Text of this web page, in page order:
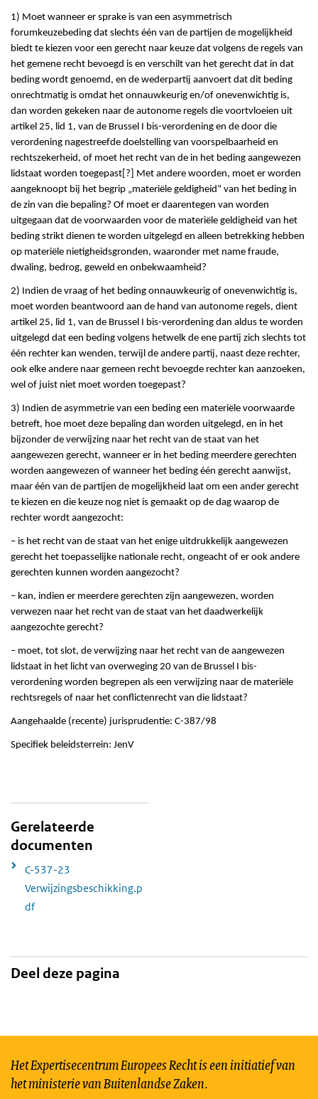
1) Moet wanneer er sprake is van een asymmetrisch
forumkeuzebeding dat slechts één van de partijen de mogelijkheid
biedt te kiezen voor een gerecht naar keuze dat volgens de regels van
het gemene recht bevoegd is en verschilt van het gerecht dat in dat
beding wordt genoemd, en de wederpartij aanvoert dat dit beding
onrechtmatig is omdat het onnauwkeurig en/of onevenwichtig is,
dan worden gekeken naar de autonome regels die voortvloeien uit
artikel 25, lid 1, van de Brussel I bis-verordening en de door die
verordening nagestreefde doelstelling van voorspelbaarheid en
rechtszekerheid, of moet het recht van de in het beding aangewezen
lidstaat worden toegepast[?] Met andere woorden, moet er worden
aangeknoopt bij het begrip „materiële geldigheid” van het beding in
de zin van die bepaling? Of moet er daarentegen van worden
uitgegaan dat de voorwaarden voor de materiële geldigheid van het
beding strikt dienen te worden uitgelegd en alleen betrekking hebben
op materiële nietigheidsgronden, waaronder met name fraude,
dwaling, bedrog, geweld en onbekwaamheid?
2) Indien de vraag of het beding onnauwkeurig of onevenwichtig is,
moet worden beantwoord aan de hand van autonome regels, dient
artikel 25, lid 1, van de Brussel I bis-verordening dan aldus te worden
uitgelegd dat een beding volgens hetwelk de ene partij zich slechts tot
één rechter kan wenden, terwijl de andere partij, naast deze rechter,
ook elke andere naar gemeen recht bevoegde rechter kan aanzoeken,
wel of juist niet moet worden toegepast?
3) Indien de asymmetrie van een beding een materiële voorwaarde
betreft, hoe moet deze bepaling dan worden uitgelegd, en in het
bijzonder de verwijzing naar het recht van de staat van het
aangewezen gerecht, wanneer er in het beding meerdere gerechten
worden aangewezen of wanneer het beding één gerecht aanwijst,
maar één van de partijen de mogelijkheid laat om een ander gerecht
te kiezen en die keuze nog niet is gemaakt op de dag waarop de
rechter wordt aangezocht:
– is het recht van de staat van het enige uitdrukkelijk aangewezen
gerecht het toepasselijke nationale recht, ongeacht of er ook andere
gerechten kunnen worden aangezocht?
– kan, indien er meerdere gerechten zijn aangewezen, worden
verwezen naar het recht van de staat van het daadwerkelijk
aangezochte gerecht?
– moet, tot slot, de verwijzing naar het recht van de aangewezen
lidstaat in het licht van overweging 20 van de Brussel I bis-
verordening worden begrepen als een verwijzing naar de materiële
rechtsregels of naar het conflictenrecht van die lidstaat?
Aangehaalde (recente) jurisprudentie: C-387/98
Specifiek beleidsterrein: JenV
Gerelateerde
documenten
C-537-23
Verwijzingsbeschikking.p
df
Deel deze pagina
Het Expertisecentrum Europees Recht is een initiatief van
het ministerie van Buitenlandse Zaken.